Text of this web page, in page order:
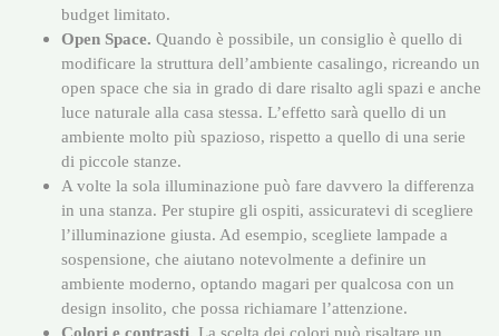
budget limitato.
Open Space. Quando è possibile, un consiglio è quello di
modificare la struttura dell’ambiente casalingo, ricreando un
open space che sia in grado di dare risalto agli spazi e anche
luce naturale alla casa stessa. L’effetto sarà quello di un
ambiente molto più spazioso, rispetto a quello di una serie
di piccole stanze.
A volte la sola illuminazione può fare davvero la differenza
in una stanza. Per stupire gli ospiti, assicuratevi di scegliere
l’illuminazione giusta. Ad esempio, scegliete lampade a
sospensione, che aiutano notevolmente a definire un
ambiente moderno, optando magari per qualcosa con un
design insolito, che possa richiamare l’attenzione.
Colori e contrasti. La scelta dei colori può risaltare un